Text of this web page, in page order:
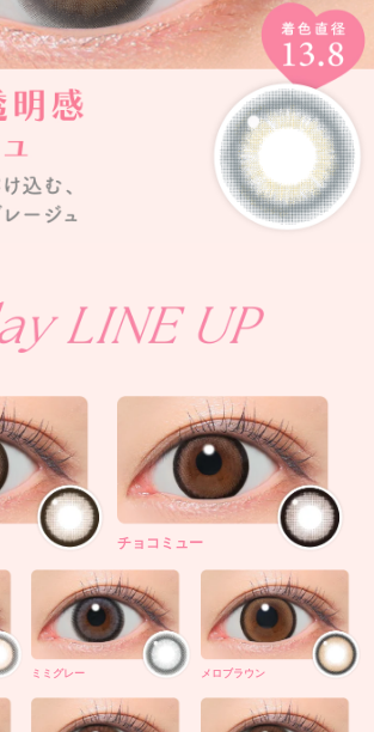
チョコミュー
ミミグレー メロブラウン